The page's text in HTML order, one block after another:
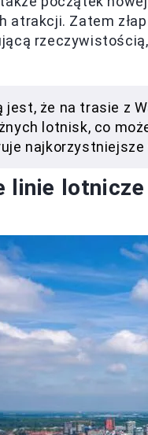
atrakcji. Zatem
jest, że na trasie z
lotnisk, co
najkorzystniejsze
linie